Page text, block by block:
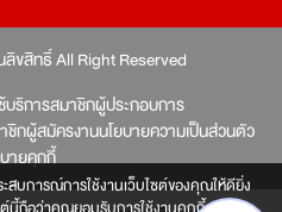
บการณ์การใช้งานเว็บไซต์ของคุณให้ดียิ่ง
ขสิทธิ์ All Right Reserved
บริการสมาชิกผู้ประกอบการ
ชิกผู้สมัครงานนโยบายความเป็นส่วนตัว
ายคุกกี้